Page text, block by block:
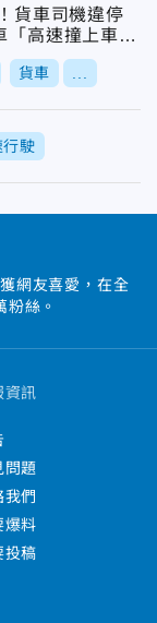
貨車司機違停
高速撞上車
貨車
行駛
網友喜愛，在全
絲。
資訊
問題
我們
爆料
投稿